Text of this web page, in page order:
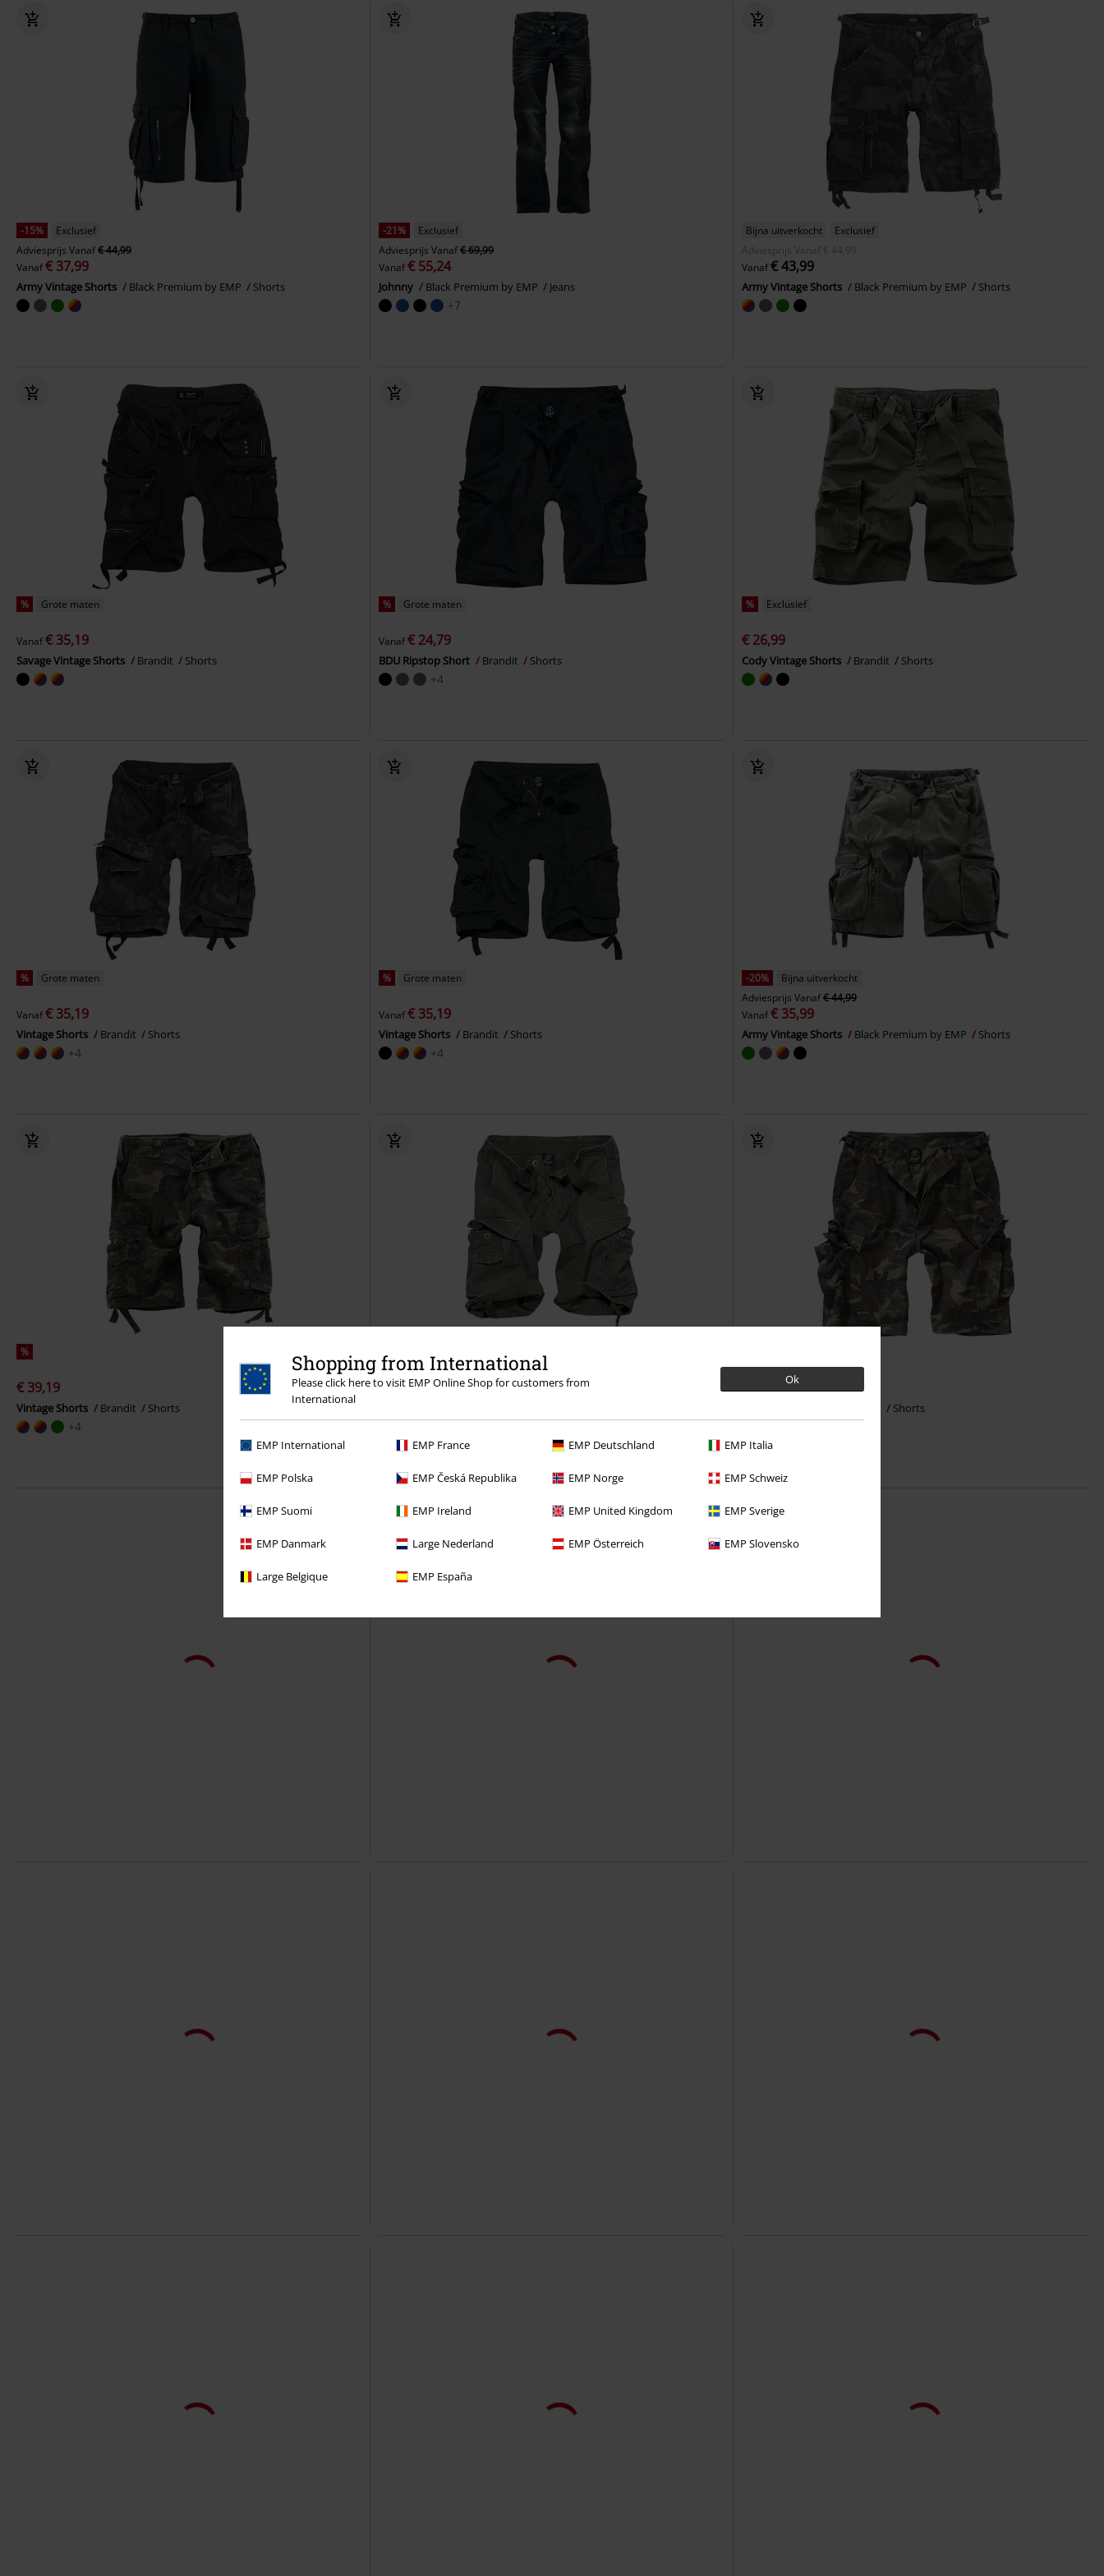
Shopping from International
Please click here to visit EMP Online Shop for customers from
International
Ok
EMP International EMP France EMP Deutschland EMP Italia
EMP Polska EMP Česká Republika EMP Norge EMP Schweiz
EMP Suomi EMP Ireland EMP United Kingdom EMP Sverige
EMP Danmark Large Nederland EMP Österreich EMP Slovensko
Large Belgique EMP España
-15%
Exclusief
Adviesprijs Vanaf€ 44,99
Vanaf€ 37,99
Army Vintage Shorts Black Premium by EMP Shorts
-21%
Exclusief
Adviesprijs Vanaf€ 69,99
Vanaf€ 55,24
Johnny Black Premium by EMP Jeans
+7
Bijna uitverkocht
Exclusief
Adviesprijs
Vanaf € 44,99
Vanaf€ 43,99
Army Vintage Shorts Black Premium by EMP Shorts
% Grote maten
Vanaf€ 35,19
Savage Vintage Shorts Brandit Shorts
% Grote maten
Vanaf€ 24,79
BDU Ripstop Short Brandit Shorts
+4
% Exclusief
€ 26,99
Cody Vintage Shorts Brandit Shorts
% Grote maten
Vanaf€ 35,19
Vintage Shorts Brandit Shorts
+4
% Grote maten
Vanaf€ 35,19
Vintage Shorts Brandit Shorts
+4
-20%
Bijna uitverkocht
Adviesprijs Vanaf€ 44,99
Vanaf€ 35,99
Army Vintage Shorts Black Premium by EMP Shorts
%
€ 39,19
Vintage Shorts Brandit Shorts
+4
Vanaf € 39,19 Vanaf€ 24,79
Shorts